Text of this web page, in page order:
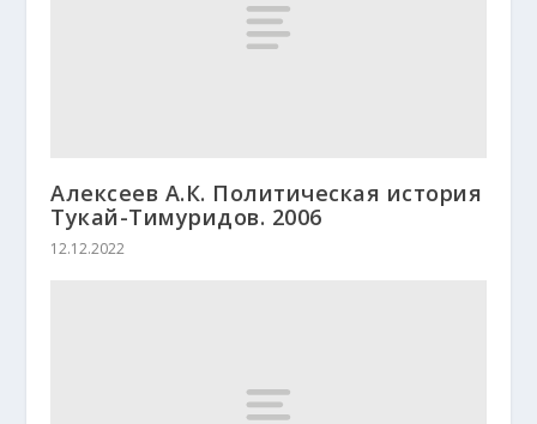
Алексеев А.К. Политическая история
Тукай-Тимуридов. 2006
12.12.2022